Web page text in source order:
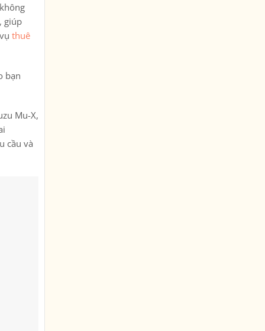
giúp
thuê
bạn
Mu-X,
cầu và